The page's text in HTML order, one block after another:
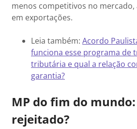
menos competitivos no
em exportações.
Leia também: Acordo
funciona esse programa de
tributária e qual a relação
garantia?
MP do fim do
rejeitado?